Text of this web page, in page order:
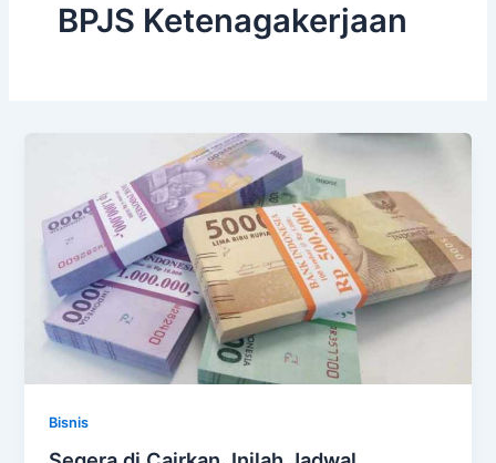
BPJS Ketenagakerjaan
Bisnis